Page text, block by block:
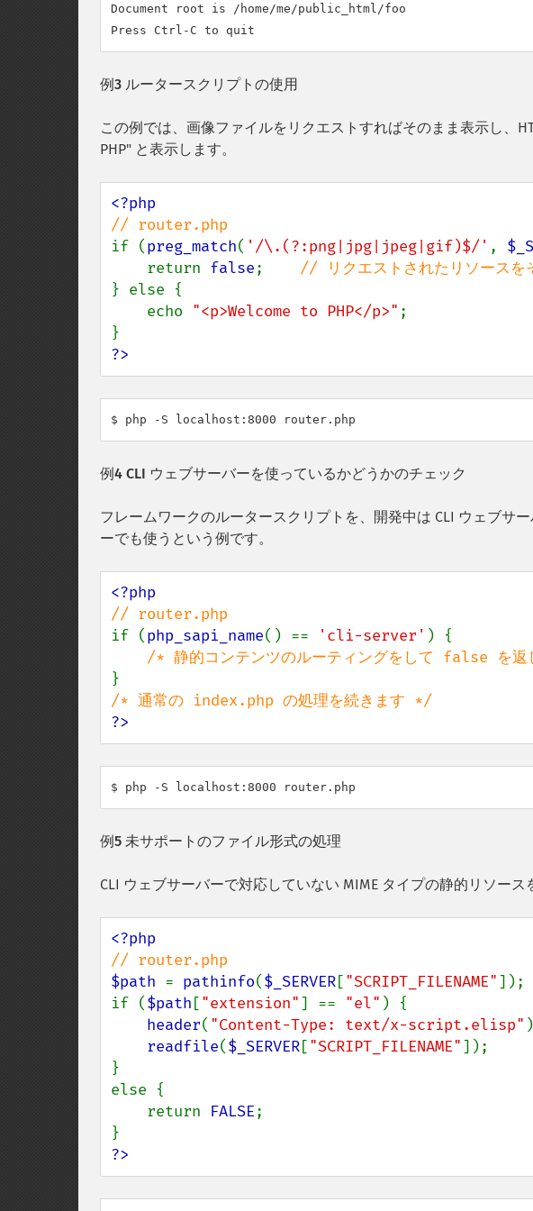
Document root is /home/me/public_html/foo
例3 ルータースクリプトの使用
この例では、画像ファイルをリクエストすればそのまま表示し、
PHP" と表示します。
if (preg_match( '/\.(?:png|jpg|jpeg|gif)$/' ,
    return
false;
} else {
    echo
"<p>Welcome to PHP</p>" ;
?>
$ php -S localhost:8000 router.php
例4 CLI ウェブサーバーを使っているかどうかのチェック
フレームワークのルータースクリプトを、開発中は CLI ウェブサ
ーでも使うという例です。
if (php_sapi_name() == 'cli-server' ) {
?>
$ php -S localhost:8000 router.php
例5 未サポートのファイル形式の処理
CLI ウェブサーバーで対応していない MIME タイプの静的リソース
$path = pathinfo($_SERVER["SCRIPT_FILENAME"]);
if ($path ["extension"] == "el" ) {
header( "Content-Type: text/x-script.elisp"
readfile($_SERVER["SCRIPT_FILENAME"]);
}
else {
    return
FALSE;
?>